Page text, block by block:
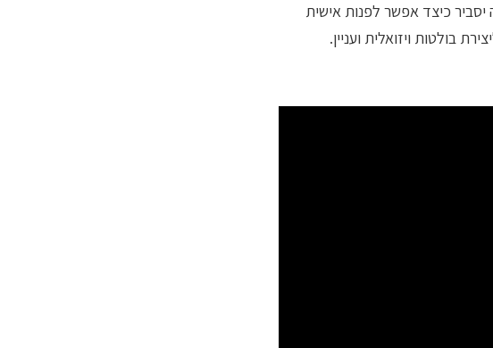
יסביר כיצד אפשר לפנות אישית
בולטות ויזואלית ועניין.